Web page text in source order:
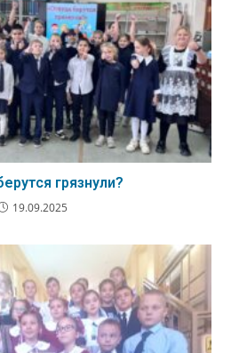
грязнули?
19.09.2025